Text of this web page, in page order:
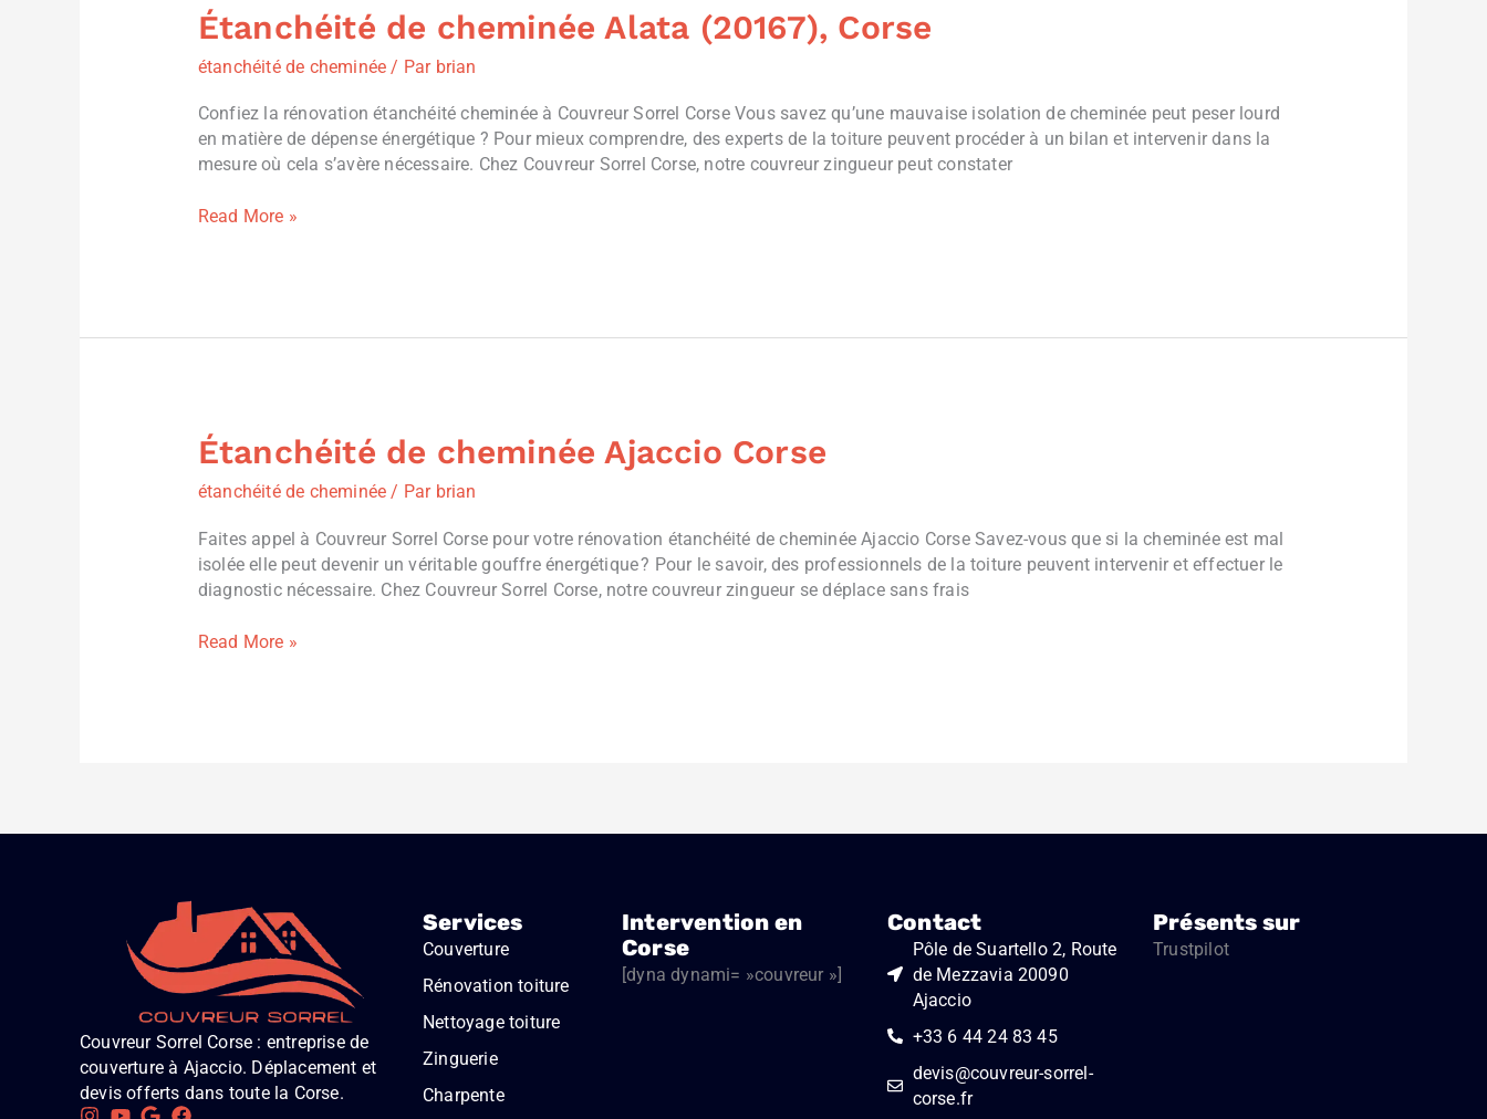
Étanchéité de cheminée Alata (20167), Corse
étanchéité de cheminée / Par brian
Confiez la rénovation étanchéité cheminée à Couvreur Sorrel Corse Vous savez qu’une mauvaise isolation de cheminée peut peser lourd
en matière de dépense énergétique ? Pour mieux comprendre, des experts de la toiture peuvent procéder à un bilan et intervenir dans la
mesure où cela s’avère nécessaire. Chez Couvreur Sorrel Corse, notre couvreur zingueur peut constater
Étanchéité
de
cheminée
(20167),
Corse
Read More »
Étanchéité de cheminée Ajaccio Corse
étanchéité de cheminée / Par brian
Faites appel à Couvreur Sorrel Corse pour votre rénovation étanchéité de cheminée Ajaccio Corse Savez-vous que si la cheminée est mal
isolée elle peut devenir un véritable gouffre énergétique ? Pour le savoir, des professionnels de la toiture peuvent intervenir et effectuer le
diagnostic nécessaire. Chez Couvreur Sorrel Corse, notre couvreur zingueur se déplace sans frais
Étanchéité
de
cheminée
Corse
Read More »
Couvreur Sorrel Corse : entreprise de
couverture à Ajaccio. Déplacement et
devis offerts dans toute la Corse.
Services
Couverture
Rénovation toiture
Nettoyage toiture
Zinguerie
Charpente
Intervention en
Corse
[dyna dynami= »couvreur »]
Contact
Pôle de Suartello 2, Route
de Mezzavia 20090
Ajaccio
+33 6 44 24 83 45
devis@couvreur-sorrel-
corse.fr
Présents sur
Trustpilot